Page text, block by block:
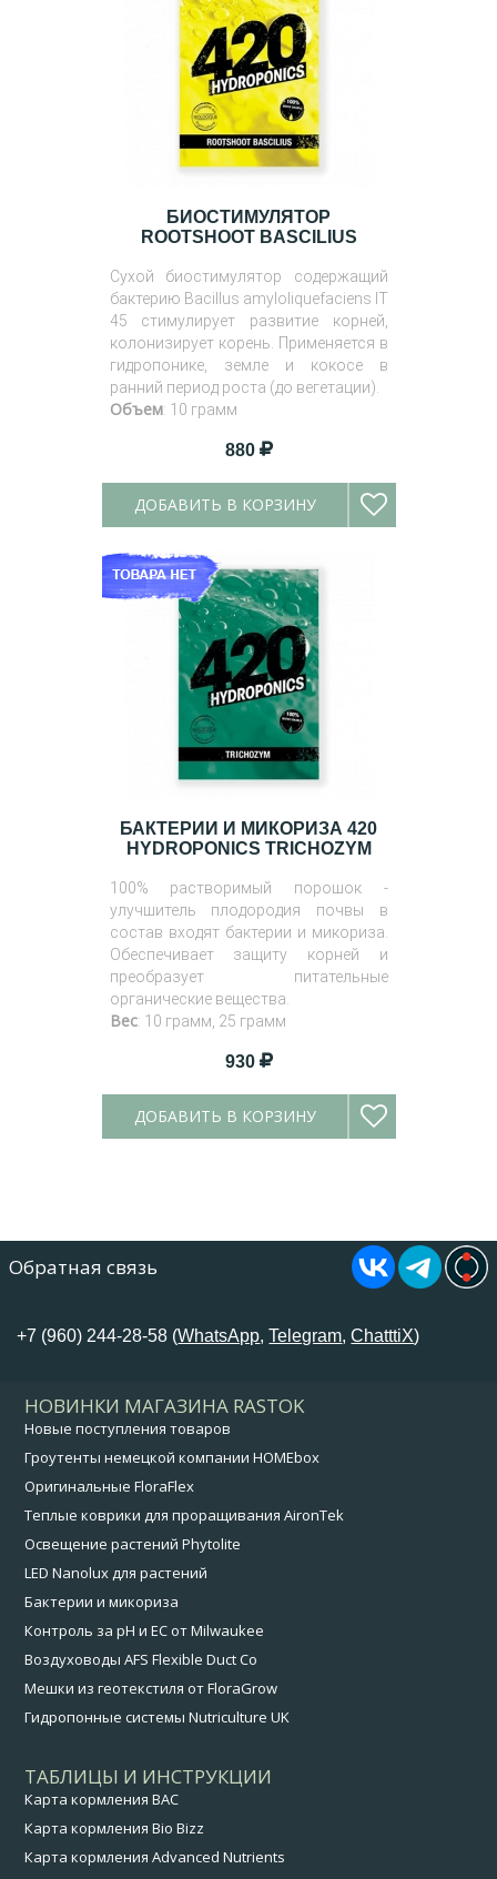
БИОСТИМУЛЯТОР
ROOTSHOOT BASCILIUS
Сухой биостимулятор содержащий
бактерию Bacillus amyloliquefaciens IT
45 стимулирует развитие корней,
колонизирует корень. Применяется в
гидропонике, земле и кокосе в
ранний период роста (до вегетации).
Объем: 10 грамм
880
ДОБАВИТЬ В КОРЗИНУ
БАКТЕРИИ И МИКОРИЗА 420
HYDROPONICS TRICHOZYM
100% растворимый порошок -
улучшитель плодородия почвы в
состав входят бактерии и микориза.
Обеспечивает защиту корней и
преобразует питательные
органические вещества.
Вес: 10 грамм, 25 грамм
930
ДОБАВИТЬ В КОРЗИНУ
Обратная связь
+7 (960) 244-28-58 (WhatsApp,Telegram,ChatttiX)
НОВИНКИ МАГАЗИНА RASTOK
Новые поступления товаров
Гроутенты немецкой компании HOMEbox
Оригинальные FloraFlex
Теплые коврики для проращивания AironTek
Освещение растений Phytolite
LED Nanolux для растений
Бактерии и микориза
Контроль за pH и EC от Milwaukee
Воздуховоды AFS Flexible Duct Co
Мешки из геотекстиля от FloraGrow
Гидропонные системы Nutriculture UK
ТАБЛИЦЫ И ИНСТРУКЦИИ
Карта кормления BAC
Карта кормления Bio Bizz
Карта кормления Advanced Nutrients